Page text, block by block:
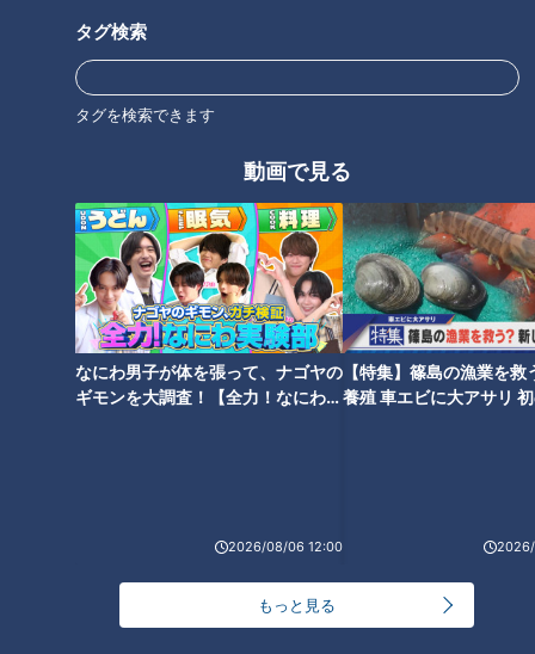
タグ検索
タグを検索できます
動画で見る
なにわ男子が体を張って、ナゴヤの
ギモンを大調査！【全力！なにわ実
2026/08/06 12:00
【特集】篠島の漁業を救
養殖 車エビに大アサリ
もっと見る
てるかアンケートをとっても、たぶん100人それぞれが違うも
のを見てると思いますから。
80歳のおばあさんから6歳のお孫さんまでお茶の間で1台のテ
レビを観ていてという時代はとうに終わってますから。
そうなったらみんなが同じものを観るのはないですし、2000
年代、2010年代ぐらいはその名残があったところで、大きく
なった嵐がギリギリ間に合ったぐらいで」
先日、二宮和也さんが最終公演の翌日、買い物に行った先で相
葉雅紀さんにバッタリ出会ったという話をされていて、ファン